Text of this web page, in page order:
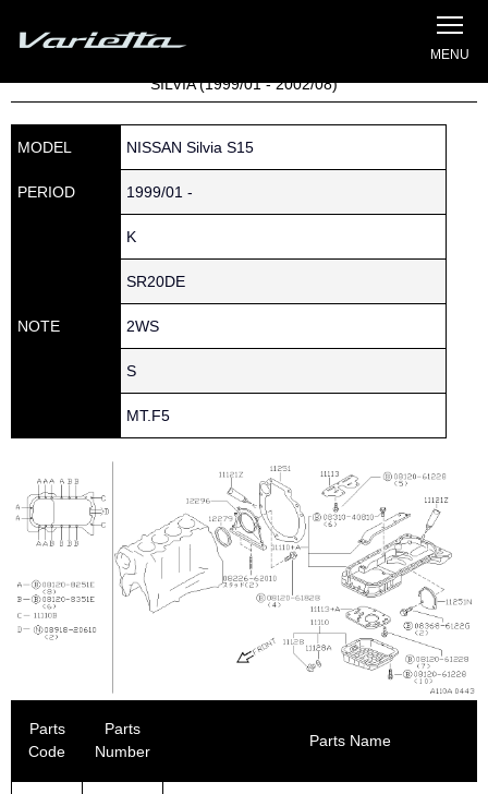
Home
Parts catalog
SILVIA (1999/01 - 2002/08)
MODEL NISSAN Silvia S15
PERIOD 1999/01 -
NOTE
K
SR20DE
2WS
S
MT.F5
Parts
Code
Parts
Number
Parts Name